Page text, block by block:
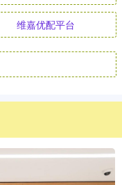
维嘉优配平台